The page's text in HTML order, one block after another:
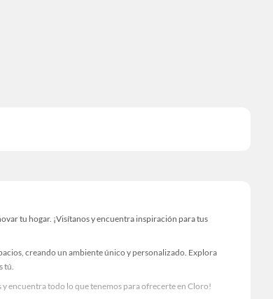
tu hogar. ¡Visítanos y encuentra inspiración para tus
creando un ambiente único y personalizado. Explora
tú.
encuentra todo lo que tenemos para ofrecerte en Cloro!